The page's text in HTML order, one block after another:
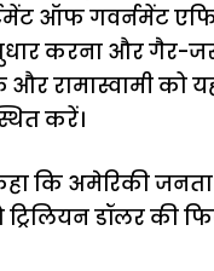
ऑफ गवर्नमेंट
करना और गैर-
रामास्वामी को
करें।
कि अमेरिकी
डॉलर की